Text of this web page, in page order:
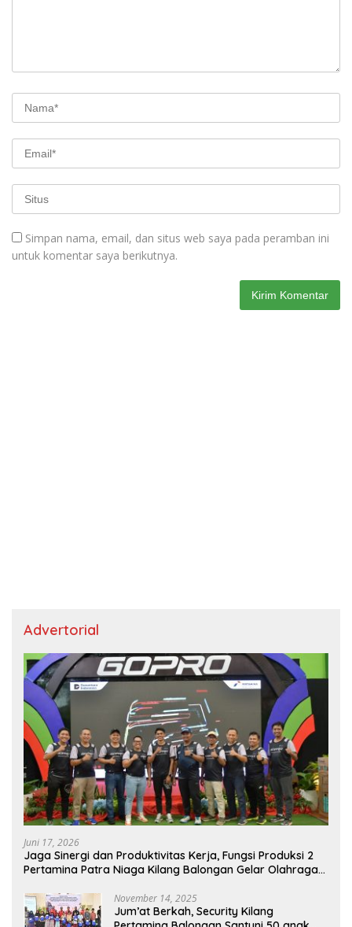
Simpan nama, email, dan situs web saya pada peramban ini
untuk komentar saya berikutnya.
Advertorial
Juni 17, 2026
Jaga Sinergi dan Produktivitas Kerja, Fungsi Produksi 2
Pertamina Patra Niaga Kilang Balongan Gelar Olahraga
November 14, 2025
Jum’at Berkah, Security Kilang